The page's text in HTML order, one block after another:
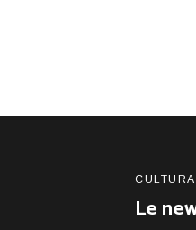
CULTURA
Le